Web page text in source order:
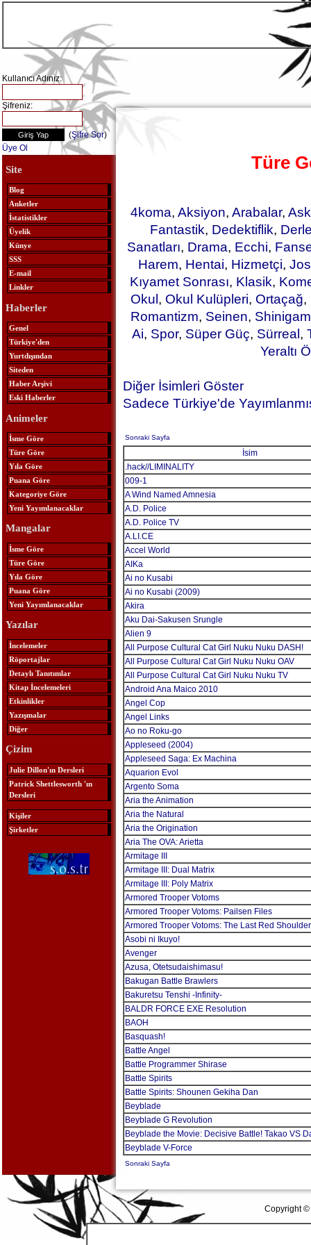
Kullanıcı Adınız:
Şifreniz:
(Şifre Sor)
Üye Ol
Site
Blog
Anketler
İstatistikler
Üyelik
Künye
SSS
E-mail
Linkler
Haberler
Genel
Türkiye'den
Yurtdışından
Siteden
Haber Arşivi
Eski Haberler
Animeler
İsme Göre
Türe Göre
Yıla Göre
Puana Göre
Kategoriye Göre
Yeni Yayımlanacaklar
Mangalar
İsme Göre
Türe Göre
Yıla Göre
Puana Göre
Yeni Yayımlanacaklar
Yazılar
İncelemeler
Röportajlar
Detaylı Tanıtımlar
Kitap İncelemeleri
Etkinlikler
Yazışmalar
Diğer
Çizim
Julie Dillon'ın Dersleri
Patrick Shettlesworth 'ın
Dersleri
Kişiler
Şirketler
Türe
4koma, Aksiyon, Arabalar,
Fantastik, Dedektiflik,
Sanatları, Drama, Ecchi,
Harem, Hentai, Hizmetçi,
Kıyamet Sonrası, Klasik,
Okul , Okul Kulüpleri, Ortaçağ,
Romantizm, Seinen,
Ai, Spor, Süper Güç, Sürreal ,
Yeraltı
Diğer İsimleri Göster
Sadece Türkiye'de
Sonraki Sayfa
İsim
.hack//LIMINALITY
009-1
A Wind Named Amnesia
A.D. Police
A.D. Police TV
A.LI.CE
Accel World
AIKa
Ai no Kusabi
Ai no Kusabi (2009)
Akira
Aku Dai-Sakusen Srungle
Alien 9
All Purpose Cultural Cat Girl Nuku Nuku DASH!
All Purpose Cultural Cat Girl Nuku Nuku OAV
All Purpose Cultural Cat Girl Nuku Nuku TV
Android Ana Maico 2010
Angel Cop
Angel Links
Ao no Roku-go
Appleseed (2004)
Appleseed Saga: Ex Machina
Aquarion Evol
Argento Soma
Aria the Animation
Aria the Natural
Aria the Origination
Aria The OVA: Arietta
Armitage III
Armitage III: Dual Matrix
Armitage III: Poly Matrix
Armored Trooper Votoms
Armored Trooper Votoms: Pailsen Files
Armored Trooper Votoms: The Last Red Shoulder
Asobi ni Ikuyo!
Avenger
Azusa, Otetsudaishimasu!
Bakugan Battle Brawlers
Bakuretsu Tenshi -Infinity-
BALDR FORCE EXE Resolution
BAOH
Basquash!
Battle Angel
Battle Programmer Shirase
Battle Spirits
Battle Spirits: Shounen Gekiha Dan
Beyblade
Beyblade G Revolution
Beyblade the Movie: Decisive Battle! Takao VS
Beyblade V-Force
Sonraki Sayfa
Copyright ©